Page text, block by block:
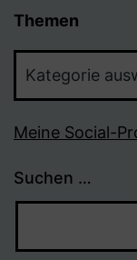
Themen
Meine Social-
Suchen …